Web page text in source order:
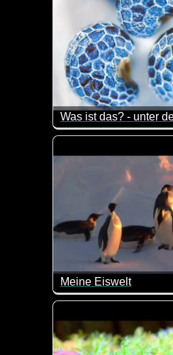
Sehr interessant wie
Meine Eiswelt
Ein Baby-